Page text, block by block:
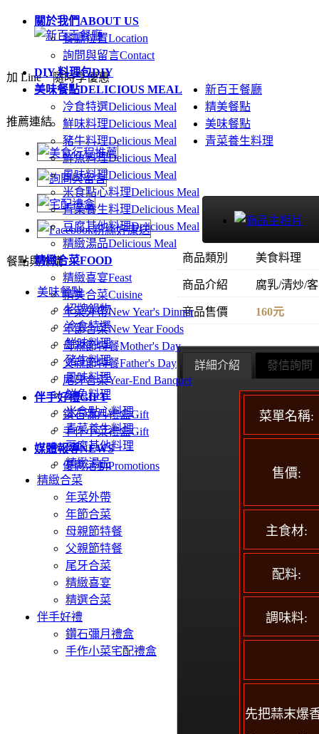
關於我們ABOUT US
餐廳位置Location
詢問與留言Contact
DIY 料理包DIY
美味餐點DELICIOUS MEAL
冷食特選Delicious Meal
鮮味料理Delicious Meal
豬牛料理Delicious Meal
鮮魚料理Delicious Meal
風味料理Delicious Meal
米食點心料理Delicious Meal
青菜養生料理Delicious Meal
豆腐其他料理Delicious Meal
精緻湯品Delicious Meal
精緻合菜FOOD
精緻喜宴Feast
精美合菜Cuisine
年菜外帶New Year's Dinner
年節合菜New Year Foods
母親節特餐Mother's Day
父親節特餐Father's Day
尾牙合菜Year-End Banquet
伴手好禮GIFT
鑽石彌月禮盒Gift
手作小菜禮盒Gift
媒體報導NEWS
優惠活動Promotions
加 Line．隨時享優惠
推薦連結
餐點與外購
美味餐點
招牌鍋物
冷食特選
鮮味料理
豬牛料理
風味料理
鮮魚料理
米食點心料理
青菜養生料理
豆腐其他料理
精緻湯品
精緻合菜
年菜外帶
年節合菜
母親節特餐
父親節特餐
尾牙合菜
精緻喜宴
精選合菜
伴手好禮
鑽石彌月禮盒
手作小菜宅配禮盒
新百王餐廳
精美餐點
美味餐點
青菜養生料理
商品類別 美食料理
商品介紹 腐乳/清炒/
商品售價 160元
詳細介紹 發信詢問
菜單名稱:
售價:
主食材:
配料:
調味料:
先把蒜末爆